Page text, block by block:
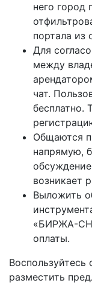
него город
портала из
Для
между
чат.
бесплатно.
Общаются
напрямую,
возникает
Выложить
«БИРЖА-
оплаты.
разместить